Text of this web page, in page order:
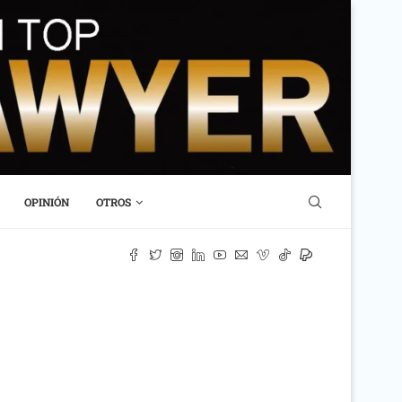
OPINIÓN OTROS